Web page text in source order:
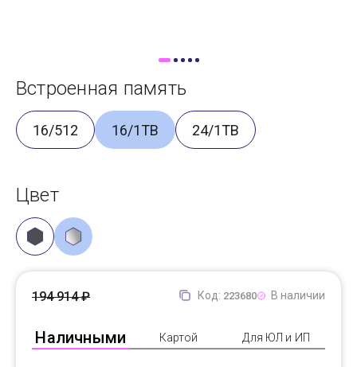
Встроенная память
16/512 16/1TB 24/1TB
Цвет
Код: 223680 В наличии
Наличными Картой Для ЮЛ и ИП
194 914 ₽